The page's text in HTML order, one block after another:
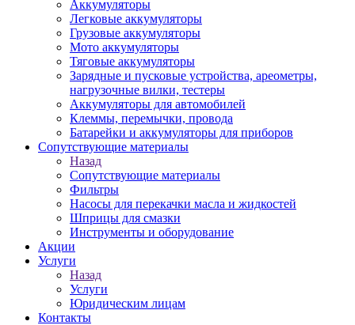
Аккумуляторы
Легковые аккумуляторы
Грузовые аккумуляторы
Мото аккумуляторы
Тяговые аккумуляторы
Зарядные и пусковые устройства, ареометры,
нагрузочные вилки, тестеры
Аккумуляторы для автомобилей
Клеммы, перемычки, провода
Батарейки и аккумуляторы для приборов
Сопутствующие материалы
Назад
Сопутствующие материалы
Фильтры
Насосы для перекачки масла и жидкостей
Шприцы для смазки
Инструменты и оборудование
Акции
Услуги
Назад
Услуги
Юридическим лицам
Контакты